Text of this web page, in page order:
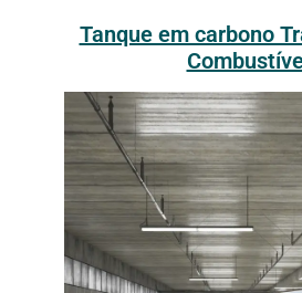
Tanque em carbono